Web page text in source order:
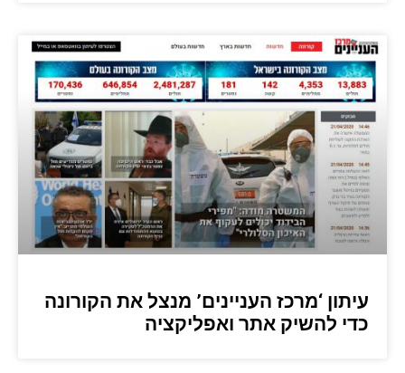
עיתון ‘מרכז העניינים’ מנצל את הקורונה
כדי להשיק אתר ואפליקציה